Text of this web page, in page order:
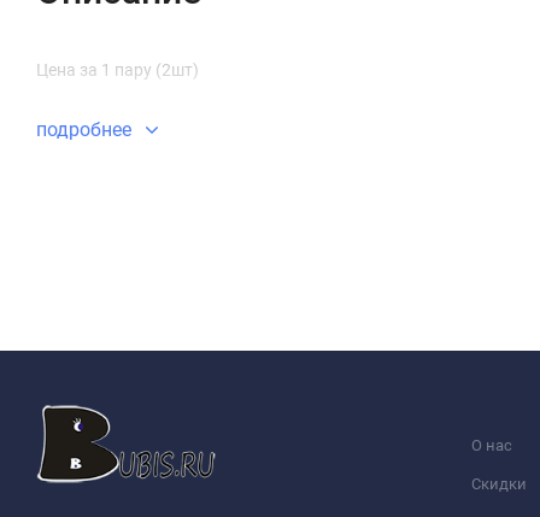
Цена за 1 пару (2шт)
подробнее
О нас
Скидки